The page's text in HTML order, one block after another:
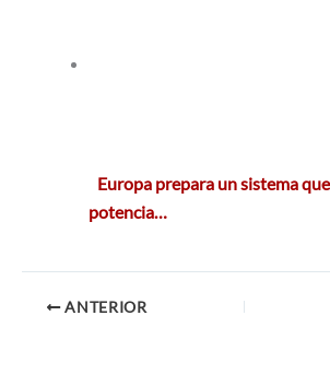
Europa prepara un sistema
potencia…
ANTERIOR